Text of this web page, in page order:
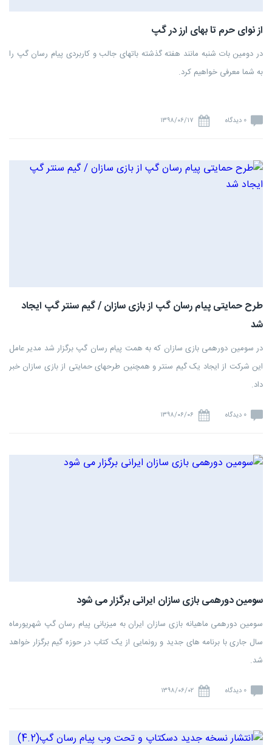
از نوای حرم تا بهای ارز در گپ
در دومین بات شنبه مانند هفته گذشته باتهای جالب و کاربردی پیام رسان گپ را
به شما معرفی خواهیم کرد.
0 دیدگاه ۱۳۹۸/۰۶/۱۷
طرح حمایتی پیام رسان گپ از بازی سازان / گیم سنتر گپ ایجاد
شد
در سومین دورهمی بازی سازان که به همت پیام رسان گپ برگزار شد مدیر عامل
این شرکت از ایجاد یک گیم سنتر و همچنین طرحهای حمایتی از بازی سازان خبر
داد.
0 دیدگاه ۱۳۹۸/۰۶/۰۶
سومین دورهمی بازی سازان ایرانی برگزار می شود
سومین دورهمی ماهیانه بازی سازان ایران به میزبانی پیام رسان گپ شهریورماه
سال جاری با برنامه های جدید و رونمایی از یک کتاب در حوزه گیم برگزار خواهد
شد.
0 دیدگاه ۱۳۹۸/۰۶/۰۲